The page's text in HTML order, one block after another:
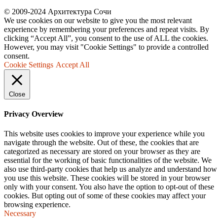
© 2009-2024 Архитектура Сочи
We use cookies on our website to give you the most relevant
experience by remembering your preferences and repeat visits. By
clicking “Accept All”, you consent to the use of ALL the cookies.
However, you may visit "Cookie Settings" to provide a controlled
consent.
Cookie Settings Accept All
Close
Privacy Overview
This website uses cookies to improve your experience while you
navigate through the website. Out of these, the cookies that are
categorized as necessary are stored on your browser as they are
essential for the working of basic functionalities of the website. We
also use third-party cookies that help us analyze and understand how
you use this website. These cookies will be stored in your browser
only with your consent. You also have the option to opt-out of these
cookies. But opting out of some of these cookies may affect your
browsing experience.
Necessary